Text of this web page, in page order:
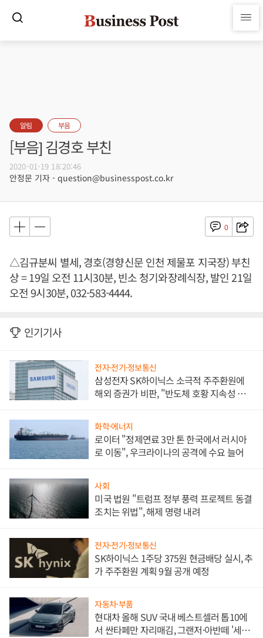
알림 부음
[부음] 김경호 부친
2020-01-19 18:20:46
안정문 기자 - question@businesspost.co.kr
0
△김규분씨 별세, 경호(경향신문 인천 제물포 지국장) 부친
상 = 19일 오전 11시30분, 빈소 청기와장례식장, 발인 21일
오전 9시30분, 032-583-4444.
인기기사
전자·전기·정보통신
삼성전자 SK하이닉스 소극적 주주환원에
해외 증권가 비판, "반도체 호황 지속성 의
화학·에너지
로이터 "정제연료 3만 톤 한국에서 러시아
로 이동", 우크라이나의 공격에 수요 늘어
사회
미국 법원 "트럼프 정부 풍력 프로젝트 동결
조치는 위법", 해제 명령 내려
전자·전기·정보통신
SK하이닉스 1주당 375원 현금배당 실시, 추
가 주주환원 계획 9월 공개 예정
자동차·부품
현대차 올해 SUV 국내 베스트셀러 톱10에
서 싼타페만 자리매김, 그랜저·아반떼 '세단